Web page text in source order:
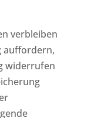
verbleiben
auffordern,
widerrufen